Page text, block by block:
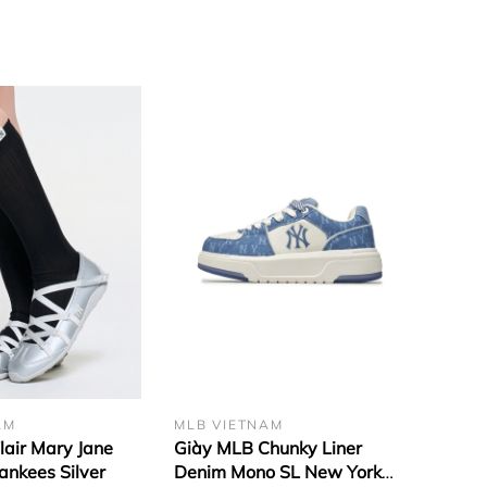
mới xuất hiện trong nhà MLB, mang trên mình sự đặc
và đẳng cấp trong thời trang. Từng chữ cái N và Y
lấy cảm hứng từ bộ môn thể thao bóng chày, là tên
nhưng không vì thế mà mẫu giày này giảm đi hiệu
có thể khiến bạn cao hơn trông thấy.
Mary Jane
Silver
MLB VIETNAM
Giày MLB Chunky Liner
Denim Mono SL New York